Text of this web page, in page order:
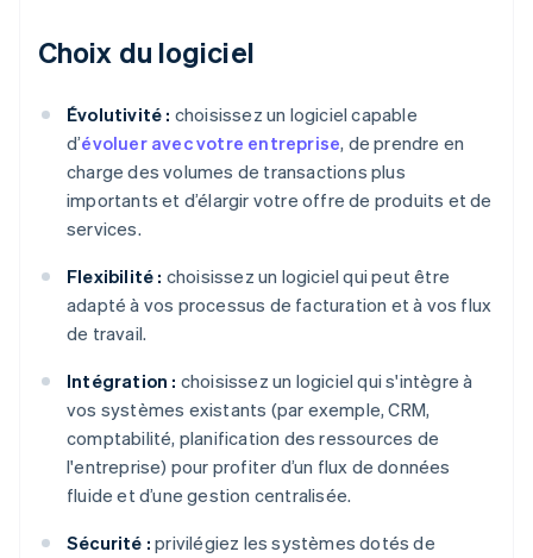
Choix du logiciel
Évolutivité : choisissez un logiciel capable
d’évoluer avec votre entreprise, de prendre en
charge des volumes de transactions plus
importants et d’élargir votre offre de produits et de
services.
Flexibilité : choisissez un logiciel qui peut être
adapté à vos processus de facturation et à vos flux
de travail.
Intégration : choisissez un logiciel qui s'intègre à
vos systèmes existants (par exemple, CRM,
comptabilité, planification des ressources de
l'entreprise) pour profiter d’un flux de données
fluide et d’une gestion centralisée.
Sécurité : privilégiez les systèmes dotés de